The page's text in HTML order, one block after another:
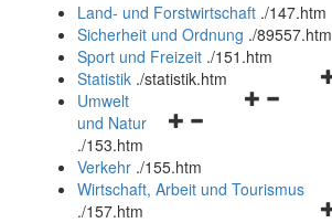
und
schließen
Land- und Forstwirtschaft ./147.htm
Sicherheit und Ordnung ./89557.htm
Sport und Freizeit ./151.htm
Statistik ./statistik.htm
Navigationsmenü
und
schließen
Umwelt
und Natur
./153.htm
Verkehr ./155.htm
Wirtschaft, Arbeit und Tourismus
./157.htm